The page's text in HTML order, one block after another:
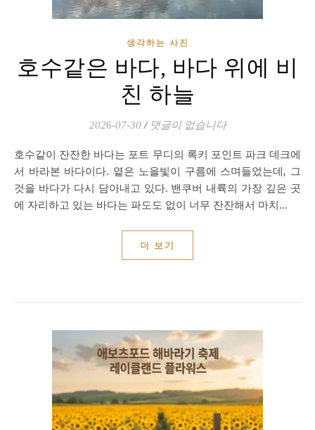
생각하는 사진
호수같은 바다, 바다 위에 비
친 하늘
2026-07-30 / 댓글이 없습니다
호수같이 잔잔한 바다는 포트 무디의 록키 포인트 파크 데크에
서 바라본 바다이다. 옅은 노을빛이 구름에 스며들었는데, 그
것을 바다가 다시 담아내고 있다. 밴쿠버 내륙의 가장 깊은 곳
에 자리하고 있는 바다는 파도도 없이 너무 잔잔해서 마치…
더 보기